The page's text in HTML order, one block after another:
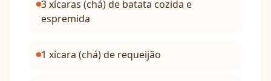
3 xícaras (chá) de batata cozida e
espremida
1 xícara (chá) de requeijão